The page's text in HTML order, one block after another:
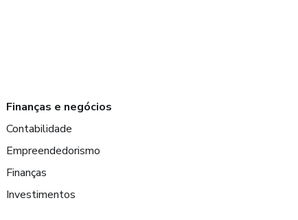
Finanças e negócios
Contabilidade
Empreendedorismo
Finanças
Investimentos